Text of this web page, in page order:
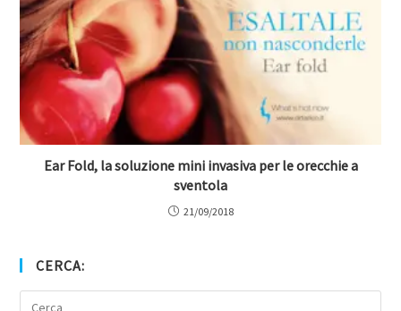
Ear Fold, la soluzione mini invasiva per le orecchie a
sventola
21/09/2018
CERCA: